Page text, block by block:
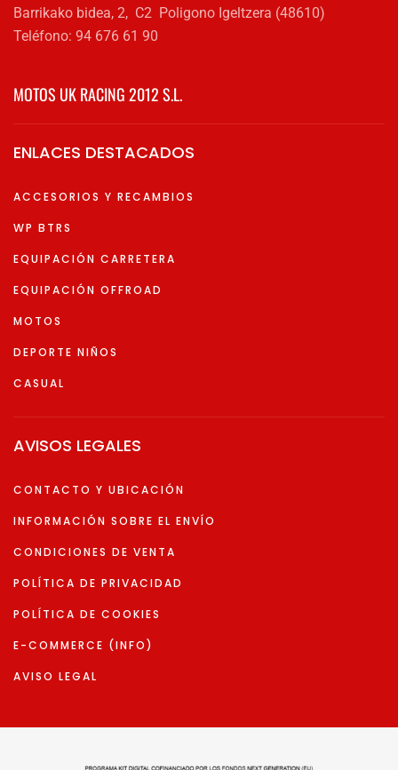
Barrikako bidea, 2, C2 Poligono Igeltzera (48610)
Teléfono: 94 676 61 90
MOTOS UK RACING 2012 S.L.
ENLACES DESTACADOS
ACCESORIOS Y RECAMBIOS
WP BTRS
EQUIPACIÓN CARRETERA
EQUIPACIÓN OFFROAD
MOTOS
DEPORTE NIÑOS
CASUAL
AVISOS LEGALES
CONTACTO Y UBICACIÓN
INFORMACIÓN SOBRE EL ENVÍO
CONDICIONES DE VENTA
POLÍTICA DE PRIVACIDAD
POLÍTICA DE COOKIES
E-COMMERCE (INFO)
AVISO LEGAL